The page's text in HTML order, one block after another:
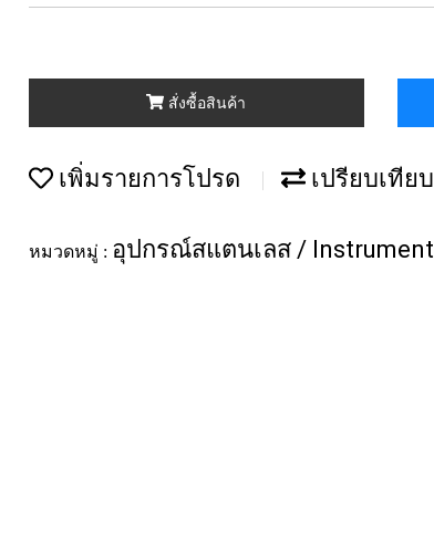
สั่งซื้อสินค้า
เพิ่มรายการโปรด เปรียบเทียบ
หมวดหมู่ : อุปกรณ์สแตนเลส / Instrument